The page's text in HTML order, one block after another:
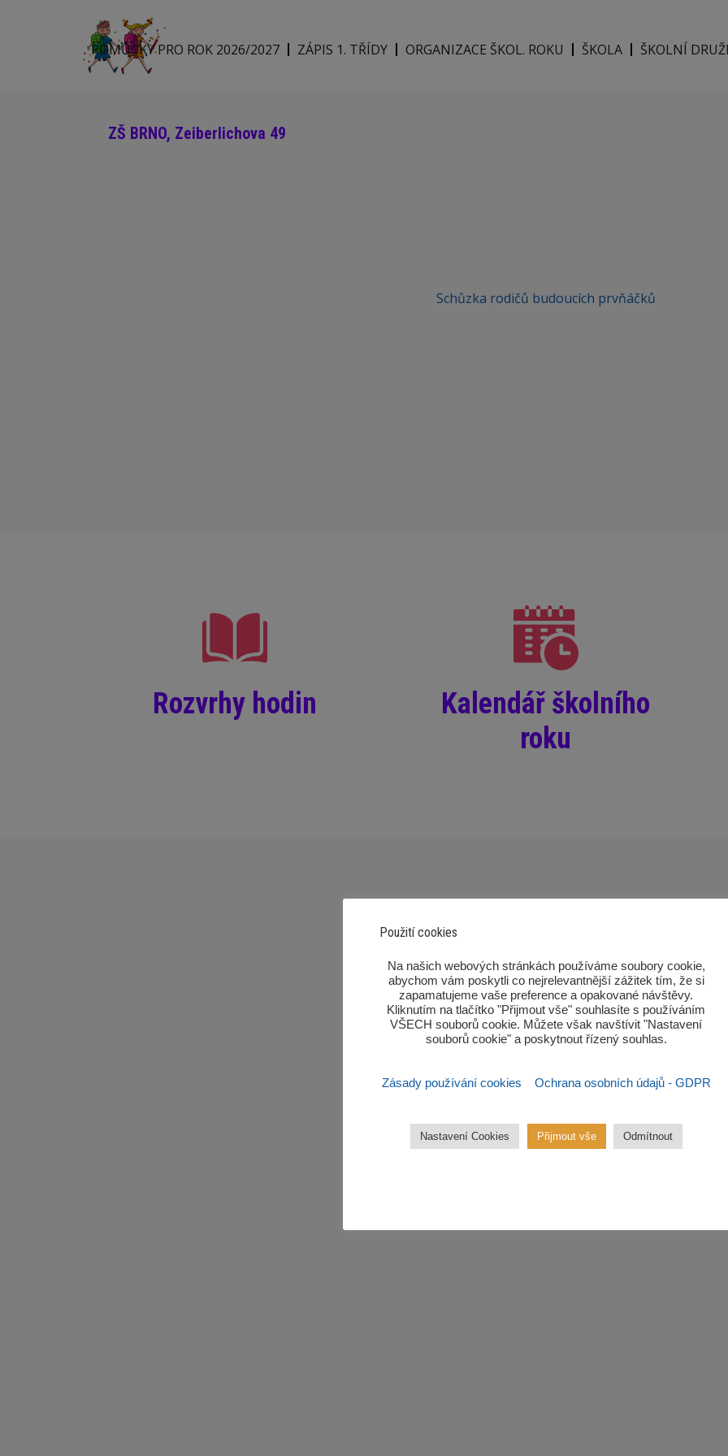
POMŮCKY PRO ROK 2026/2027 ZÁPIS 1. TŘÍDY ORGANIZACE ŠKOL. ROKU ŠKOLA ŠKOLNÍ
ZŠ BRNO, Zeiberlichova 49
Schůzka rodičů budoucích prvňáčků
Rozvrhy hodin
Kalendář školního
roku
Použití cookies
‎Na našich webových stránkách používáme soubory cookie,
abychom vám poskytli co nejrelevantnější zážitek tím, že si
zapamatujeme vaše preference a opakované návštěvy.
Kliknutím na tlačítko "Přijmout vše" souhlasíte s používáním
VŠECH souborů cookie. Můžete však navštívit "Nastavení
souborů cookie" a poskytnout řízený souhlas.‎
Zásady používání cookies Ochrana osobních údajů - GDPR
Nastavení Cookies Přijmout vše Odmítnout